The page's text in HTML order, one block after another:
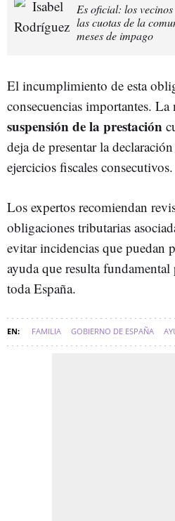
Es oficial: los
las cuotas de la
meses de impago
El incumplimiento de esta
consecuencias importantes.
suspensión de la prestación
deja de presentar la
ejercicios fiscales consecutivos.
Los expertos recomiendan
obligaciones tributarias
evitar incidencias que puedan
ayuda que resulta fundamental
toda España.
FAMILIA GOBIERNO DE ESPAÑA